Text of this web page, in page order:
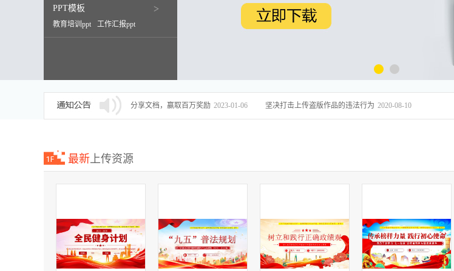
PPT模板 >
教育培训ppt
工作汇报ppt
述职报告ppt
分享文档，赢取百万奖励 2023-01-06 坚决打击上传盗版作品的违法行为 2020-08-10
最新上传资源